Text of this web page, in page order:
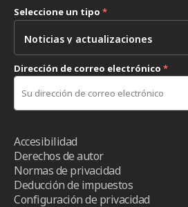
Seleccione un tipo *
Dirección de correo electrónico *
Accesibilidad
Derechos de autor
Normas de privacidad
Deducción de impuestos
Configuración de privacidad